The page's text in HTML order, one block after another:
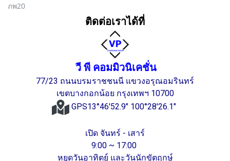
ภพ20
ติดต่อเราได้ที่
วี พี คอมมิวนิเคชั่น
77/23 ถนนบรมราชชนนี แขวงอรุณอมรินทร์
เขตบางกอกน้อย กรุงเทพฯ 10700
GPS13°46'52.9" 100°28'26.1"
เปิด จันทร์ - เสาร์
9:00 ~ 17:00
หยุดวันอาทิตย์ และวันนักขัตฤกษ์